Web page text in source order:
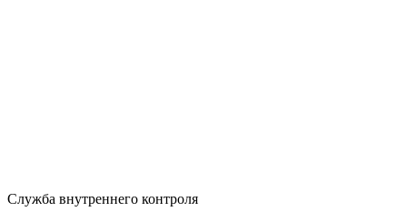
Служба внутреннего контроля